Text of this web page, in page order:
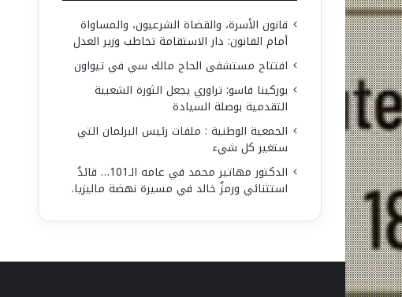
قانون الأسرة، والقضاة الشرعيون، والمساواة
أمام القانون: دار الاستقامة تخاطب وزير العدل
افتتاح مستشفى الحاج مالك سي في تيواون
بوركينا فاسو: تراوري يجعل الثورة الشعبية
التقدمية بوصلة السيادة
الجمعية الوطنية : ملفات رئيس البرلمان التي
ستغير كل شيء
الدكتور مهاتير محمد في عامه الـ101… قائدٌ
استثنائي ورمزٌ خالد في مسيرة نهضة ماليزيا.